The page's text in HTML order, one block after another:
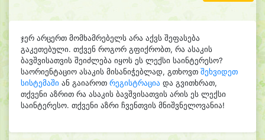
ჯერ არცერთ მომხამრებელს არა აქვს შეფასება
გაკეთებული. თქვენ როგორ გფიქრობთ, რა ასაკის
ბავშვისათვის შეიძლება იყოს ეს ლექსი საინტერესო?
საორიენტაციო ასაკის მისანიჭებლად, გთხოვთ შეხვიდეთ
სისტემაში ან გაიაროთ რეგისტრაცია და გვითხრათ,
თქვენი აზრით რა ასაკის ბავშვისათვის არის ეს ლექსი
საინტერესო. თქვენი აზრი ჩვენთვის მნიშვნელოვანია!